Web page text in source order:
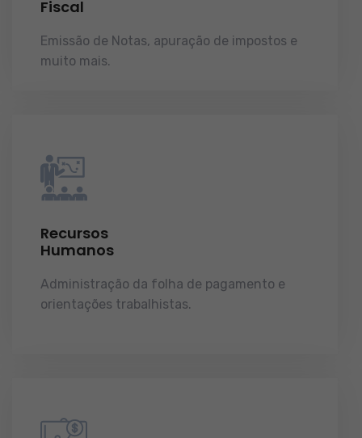
Fiscal
Emissão de Notas, apuração de impostos e
muito mais.
Recursos
Humanos
Administração da folha de pagamento e
orientações trabalhistas.